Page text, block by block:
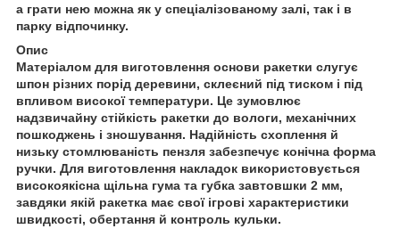
а грати нею можна як у спеціалізованому залі, так і в
парку відпочинку.
Опис
Матеріалом для виготовлення основи ракетки слугує
шпон різних порід деревини, склеєний під тиском і під
впливом високої температури. Це зумовлює
надзвичайну стійкість ракетки до вологи, механічних
пошкоджень і зношування. Надійність схоплення й
низьку стомлюваність пензля забезпечує конічна форма
ручки. Для виготовлення накладок використовується
високоякісна щільна гума та губка завтовшки 2 мм,
завдяки якій ракетка має свої ігрові характеристики
швидкості, обертання й контроль кульки.